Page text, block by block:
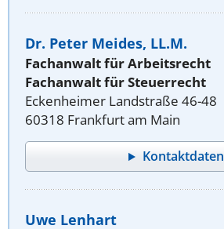
Dr. Peter Meides, LL.M.
Fachanwalt für Arbeitsrecht
Fachanwalt für Steuerrecht
Eckenheimer Landstraße 46-48
60318 Frankfurt am Main
Kontaktdaten
Uwe Lenhart